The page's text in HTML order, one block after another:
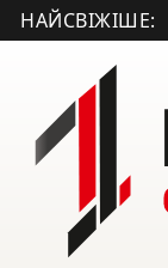
НАЙСВІЖІШЕ:
газу • Міський